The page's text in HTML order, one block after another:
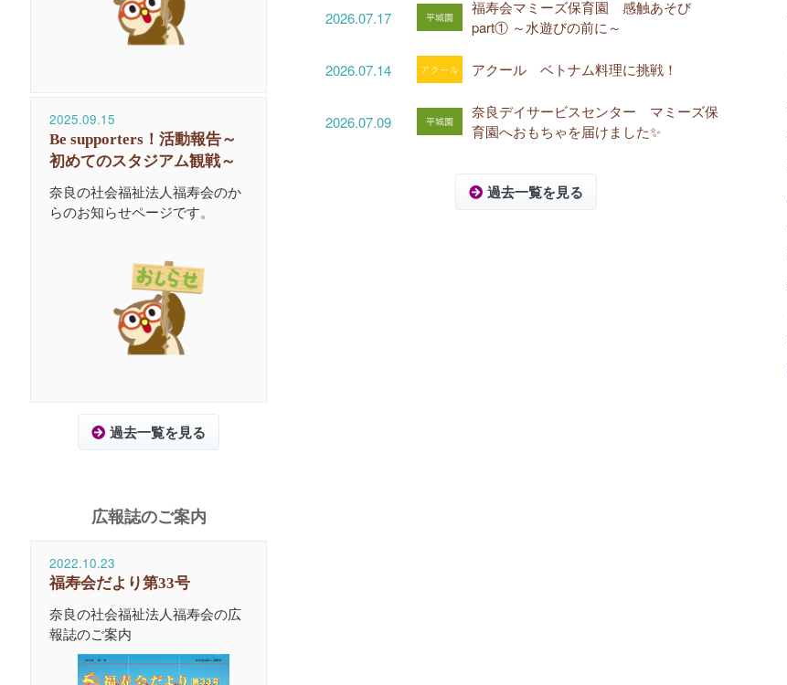
2026.07.17
福寿会マミーズ保育園 感触あそび
part① ～水遊びの前に～
2026.07.14 アクール ベトナム料理に挑戦！
2026.07.09
奈良デイサービスセンター マミーズ保
育園へおもちゃを届けました✨
過去一覧を見る
2025.09.15
Be supporters！活動報告～
初めてのスタジアム観戦～
奈良の社会福祉法人福寿会のか
らのお知らせページです。
過去一覧を見る
広報誌のご案内
2022.10.23
福寿会だより第33号
奈良の社会福祉法人福寿会の広
報誌のご案内